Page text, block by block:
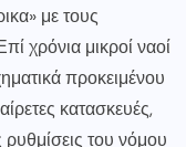
με τους
χρόνια μικροί ναοί
προκειμένου
κατασκευές,
ρυθμίσεις του νόμου